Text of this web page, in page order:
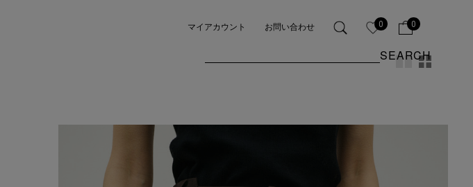
マイアカウント お問い合わせ 0 0
SEARCH